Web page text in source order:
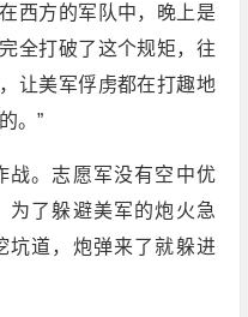
西方的军队中，晚上是
全打破了这个规矩，往
让美军俘虏都在打趣地
。”
战。志愿军没有空中优
为了躲避美军的炮火急
坑道，炮弹来了就躲进